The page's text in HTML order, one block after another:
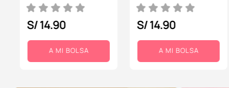
S/14.90
A MI BOLSA
S/14.90
A MI BOLSA